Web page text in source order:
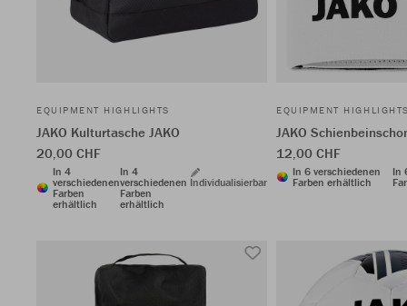
EQUIPMENT HIGHLIGHTS
JAKO Kulturtasche JAKO
20,00 CHF
In 4
verschiedenen
Farben
erhältlich
In 4
verschiedenen
Farben
erhältlich
Individualisierbar
EQUIPMENT
JAKO
12,00 CHF
In 6 verschiedenen
Farben erhältlich
In